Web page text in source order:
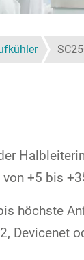
+5 bis
höchste